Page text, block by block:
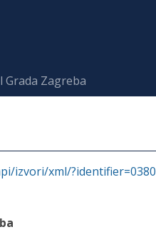
Grada Zagreba
izvori/xml/?identifier=0380